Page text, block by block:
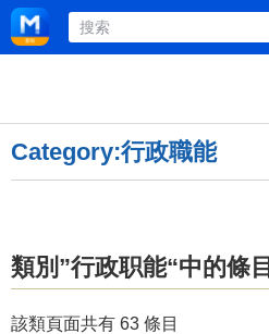
Category:行政職能
類別”行政职能“中的條目
該類頁面共有 63 條目